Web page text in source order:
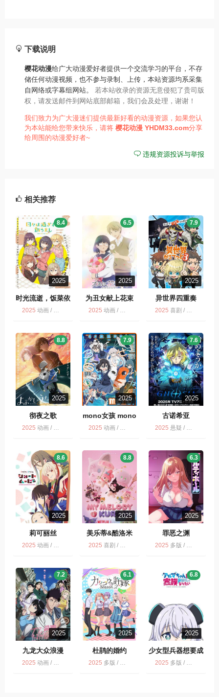
下载说明
樱花动漫给广大动漫爱好者提供一个交流学习的平台，不存
储任何动漫视频，也不参与录制、上传，本站资源均系采集
自网络或字幕组网站。 若本站收录的资源无意侵犯了贵司版
权，请发送邮件到网站底部邮箱，我们会及处理，谢谢！
我们致力为广大漫迷们提供最新好看的动漫资源，如果您认
为本站能给您带来快乐，请将 樱花动漫 YHDM33.com分享
给周围的动漫爱好者~
违规资源投诉与举报
相关推荐
2025
时光流逝，饭菜依
旧美味
8.4
2025 动画 / 多版 / 喜剧 / 剧情
2025
为丑女献上花束
6.5
2025 动画 / 为丑女献上花束 / 多版
2025
异世界四重奏
7.9
2025 喜剧 / 日语无字 / 异世界四重奏 第3季 / 动画 / 多版
2025
彻夜之歌
8.8
2025 动画 / 彻夜之歌 第2季 / 多版
2025
mono女孩 mono
7.9
2025 动画 / 多版 / mono女孩
2025
古诺希亚
7.6
2025 悬疑 / 多版 / 动画
2025
莉可丽丝
8.6
2025 动画 / 多版
2025
美乐蒂&酷洛米
My Melody &
8.8
2025 喜剧 / 动画 / NETFLIX
2025
罪恶之渊
6.3
2025 多版 / 日语无字 / 动画
2025
九龙大众浪漫
7.2
2025 动画 / 爱情 / 多版 / 九龙大众浪漫
2025
杜鹃的婚约
6.1
2025 多版 / 爱情 / 动画 / 杜鹃的婚约 第2季
2025
少女型兵器想要成
为家人
6.8
2025 多版 / 动画